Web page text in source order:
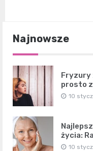
Najnowsze
Fryzury
prosto
10
życia:
10